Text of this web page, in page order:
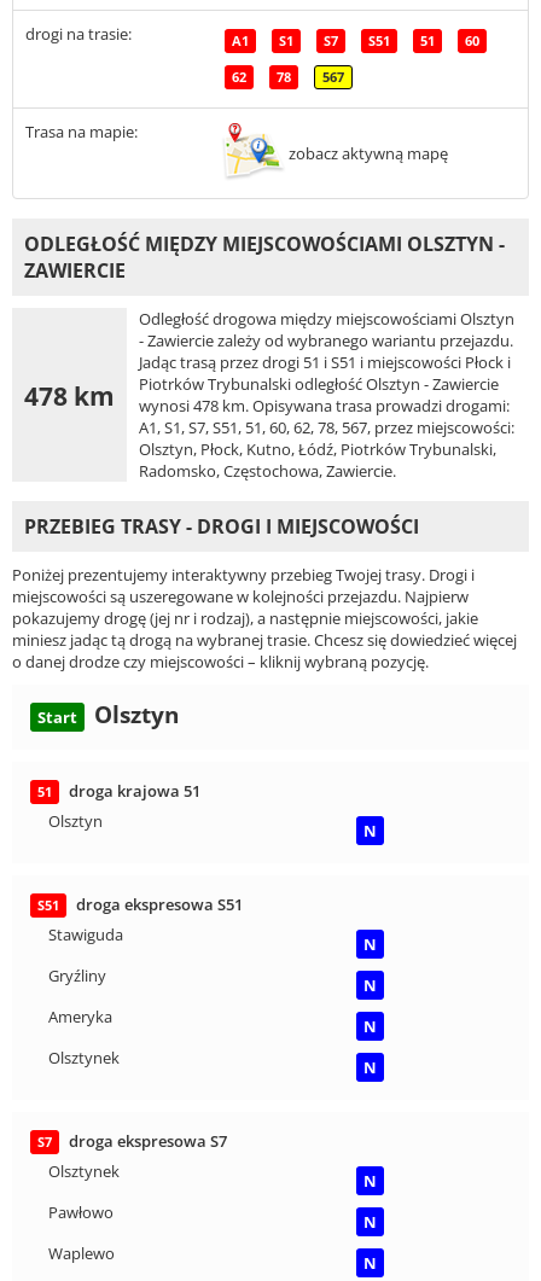
drogi na trasie: A1 S1 S7 S51 51 60
62 78 567
Trasa na mapie:
zobacz aktywną mapę
ODLEGŁOŚĆ MIĘDZY MIEJSCOWOŚCIAMI OLSZTYN -
ZAWIERCIE
478 km
Odległość drogowa między miejscowościami Olsztyn
- Zawiercie zależy od wybranego wariantu przejazdu.
Jadąc trasą przez drogi 51 i S51 i miejscowości Płock i
Piotrków Trybunalski odległość Olsztyn - Zawiercie
wynosi 478 km. Opisywana trasa prowadzi drogami:
A1, S1, S7, S51, 51, 60, 62, 78, 567, przez miejscowości:
Olsztyn, Płock, Kutno, Łódź, Piotrków Trybunalski,
Radomsko, Częstochowa, Zawiercie.
PRZEBIEG TRASY - DROGI I MIEJSCOWOŚCI
Poniżej prezentujemy interaktywny przebieg Twojej trasy. Drogi i
miejscowości są uszeregowane w kolejności przejazdu. Najpierw
pokazujemy drogę (jej nr i rodzaj), a następnie miejscowości, jakie
miniesz jadąc tą drogą na wybranej trasie. Chcesz się dowiedzieć więcej
o danej drodze czy miejscowości – kliknij wybraną pozycję.
Start Olsztyn
51
droga krajowa 51
Olsztyn
N
S51
droga ekspresowa S51
Stawiguda
N
Gryźliny
N
Ameryka
N
Olsztynek
N
S7
droga ekspresowa S7
Olsztynek
N
Pawłowo
N
Waplewo
N